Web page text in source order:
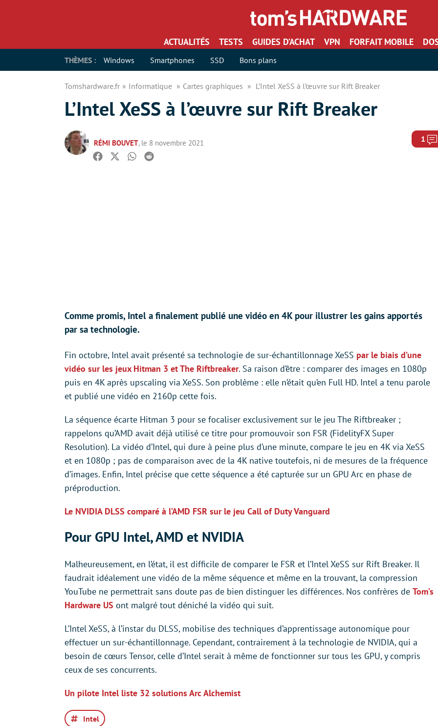
ACTUALITÉS TESTS GUIDES D’ACHAT VPN FORFAIT MOBILE
THÈMES : Windows Smartphones SSD Bons plans
Tomshardware.fr Informatique Cartes graphiques L’Intel XeSS à l’œuvre sur Rift Breaker
L’Intel XeSS à l’œuvre sur Rift Breaker
RÉMI BOUVET, le 8 novembre 2021 1
Facebook
TwitterWhatsapp
Reddit
Comme promis, Intel a finalement publié une vidéo en 4K pour illustrer les gains apportés
par sa technologie.
Fin octobre, Intel avait présenté sa technologie de sur-échantillonnage XeSS par le biais d’une
vidéo sur les jeux Hitman 3 et The Riftbreaker. Sa raison d’être : comparer des images en 1080p
puis en 4K après upscaling via XeSS. Son problème : elle n’était qu’en Full HD. Intel a tenu parole
et publié une vidéo en 2160p cette fois.
La séquence écarte Hitman 3 pour se focaliser exclusivement sur le jeu The Riftbreaker ;
rappelons qu’AMD avait déjà utilisé ce titre pour promouvoir son FSR (FidelityFX Super
Resolution). La vidéo d’Intel, qui dure à peine plus d’une minute, compare le jeu en 4K via XeSS
et en 1080p ; pas de comparaison avec de la 4K native toutefois, ni de mesures de la fréquence
d’images. Enfin, Intel précise que cette séquence a été capturée sur un GPU Arc en phase de
préproduction.
Le NVIDIA DLSS comparé à l’AMD FSR sur le jeu Call of Duty Vanguard
Pour GPU Intel, AMD et NVIDIA
Malheureusement, en l’état, il est difficile de comparer le FSR et l’Intel XeSS sur Rift Breaker. Il
faudrait idéalement une vidéo de la même séquence et même en la trouvant, la compression
YouTube ne permettrait sans doute pas de bien distinguer les différences. Nos confrères de Tom’s
Hardware US ont malgré tout déniché la vidéo qui suit.
L’Intel XeSS, à l’instar du DLSS, mobilise des techniques d’apprentissage autonomique pour
effectuer un sur-échantillonnage. Cependant, contrairement à la technologie de NVIDIA, qui a
besoin de cœurs Tensor, celle d’Intel serait à même de fonctionner sur tous les GPU, y compris
ceux de ses concurrents.
Un pilote Intel liste 32 solutions Arc Alchemist
Intel